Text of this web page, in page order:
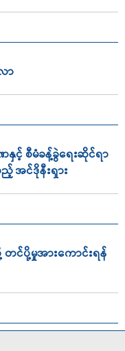
ာ
ဏနှင့် စီမံခန့်ခွဲရေးဆိုင်ရာ
အင်ဒိုနီးရှား
တင်ပို့မှုအားကောင်းရန်